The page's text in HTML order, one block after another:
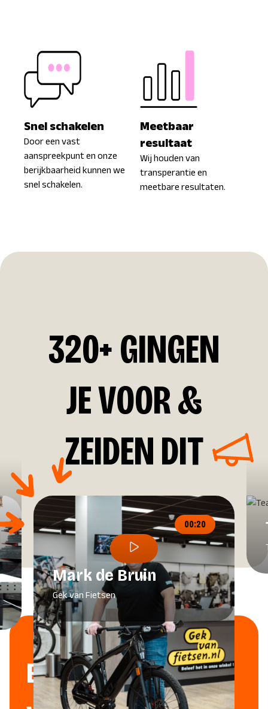
Snel schakelen
Door een vast
aanspreekpunt en onze
berijkbaarheid kunnen we
snel schakelen.
Meetbaar
resultaat
Wij houden van
transperantie en
meetbare resultaten.
320+ GINGEN
JE VOOR &
ZEIDEN DIT
00:20
Mark de Bruin
Gek van Fietsen
BENIEUWD WAT WE